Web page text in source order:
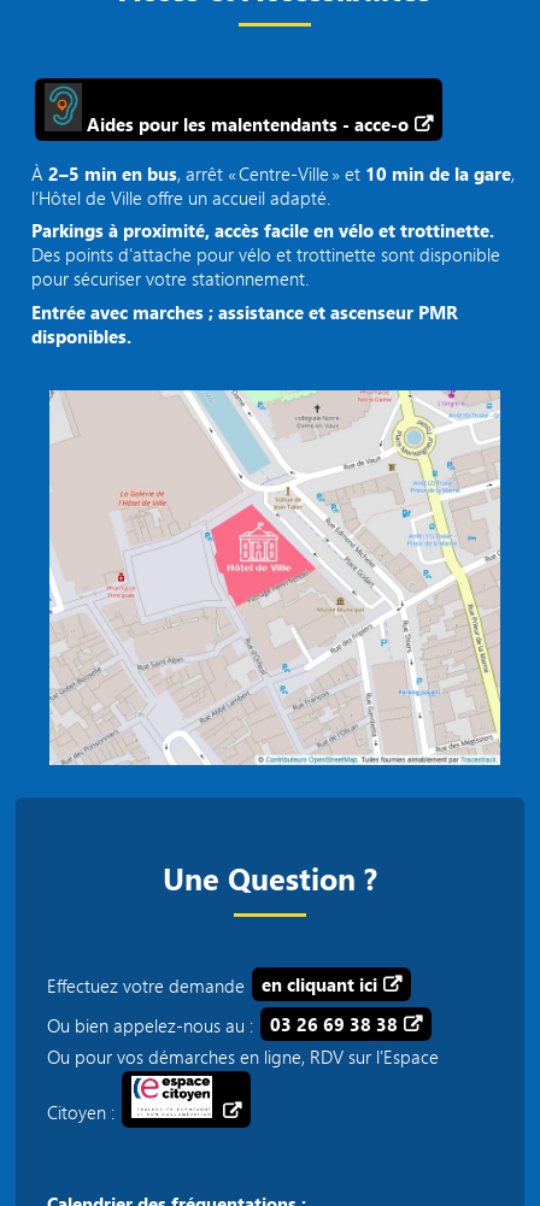
Aides pour les malentendants - acce-o
À2–5 min en bus, arrêt « Centre‑Ville » et 10 min de la gare,
l’Hôtel de Ville offre un accueil adapté.
Parkings à proximité, accès facile en vélo et trottinette.
Des points d'attache pour vélo et trottinette sont disponible
pour sécuriser votre stationnement.
Entrée avec marches ; assistance et ascenseur PMR
disponibles.
Une Question ?
Effectuez votre demande
en cliquant ici
Ou bien appelez-nous au :
03 26 69 38 38
Ou pour vos démarches en ligne, RDV sur l'Espace
Citoyen :